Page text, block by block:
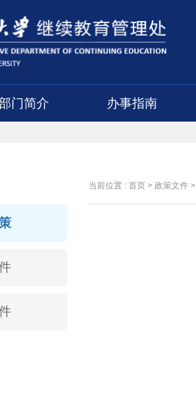
门简介 办事指南
当前位置 : 首页 > 政策文件 >